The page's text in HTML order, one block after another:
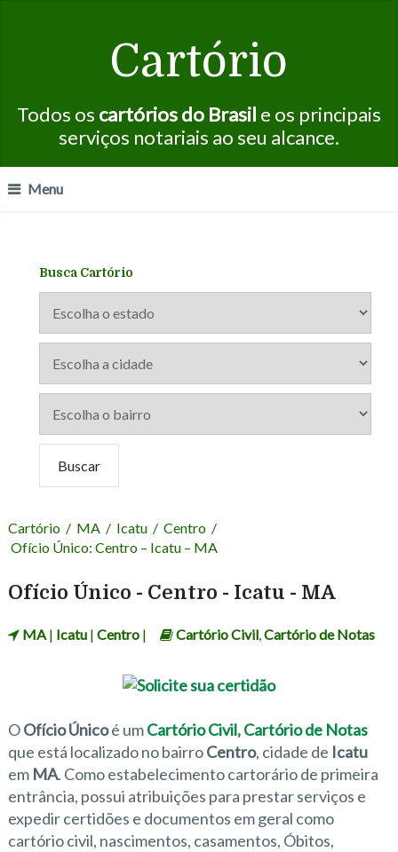
Cartório
Todos os cartórios do Brasil e os principais
serviços notariais ao seu alcance.
Menu
Busca Cartório
Cartório / MA / Icatu / Centro /
Ofício Único: Centro – Icatu – MA
Ofício Único - Centro - Icatu - MA
MA| Icatu| Centro| Cartório Civil,Cartório de Notas
OOfício Únicoé umCartório Civil,Cartório de Notas
que está localizado no bairroCentro, cidade de Icatu
em MA. Como estabelecimento cartorário de primeira
entrância, possui atribuições para prestar serviços e
expedir certidões e documentos em geral como
cartório civil, nascimentos, casamentos, Óbitos,